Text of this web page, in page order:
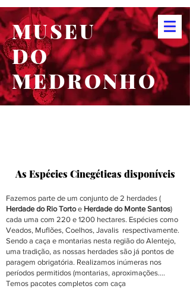
MUSEU
DO
MEDRONHO
As Espécies Cinegéticas disponíveis
Fazemos parte de um conjunto de 2 herdades (
Herdade do Rio Tortoe Herdade do Monte Santos)
cada uma com 220 e 1200 hectares. Espécies como
Veados, Muflões, Coelhos, Javalis respectivamente.
Sendo a caça e montarias nesta região do Alentejo,
uma tradição, as nossas herdades são já pontos de
paragem obrigatória. Realizamos inúmeras nos
períodos permitidos (montarias, aproximações....
Temos pacotes completos com caça